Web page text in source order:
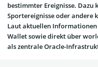
bestimmter Ereignisse. Dazu
Sportereignisse oder andere
Laut aktuellen
Wallet sowie direkt über
als zentrale Oracle-